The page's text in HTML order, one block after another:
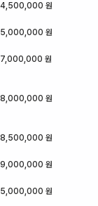
4,500,000 원
5,000,000 원
7,000,000 원
8,000,000 원
8,500,000 원
9,000,000 원
5,000,000 원